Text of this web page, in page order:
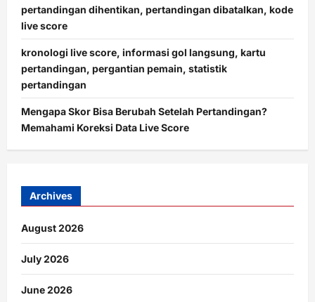
pertandingan dihentikan, pertandingan dibatalkan, kode
live score
kronologi live score, informasi gol langsung, kartu
pertandingan, pergantian pemain, statistik
pertandingan
Mengapa Skor Bisa Berubah Setelah Pertandingan?
Memahami Koreksi Data Live Score
Archives
August 2026
July 2026
June 2026